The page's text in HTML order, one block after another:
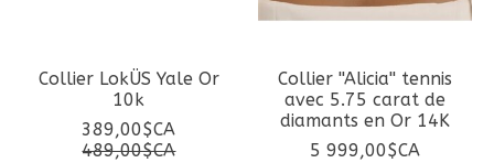
Collier LokÜS Yale Or
10k
389,00$CA
489,00$CA
Collier ''Alicia'' tennis
avec 5.75 carat de
diamants en Or 14K
5 999,00$CA